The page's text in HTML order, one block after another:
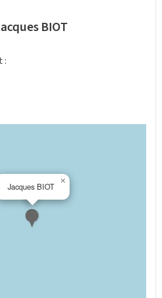
BIOT
:
Jacques BIOT
×